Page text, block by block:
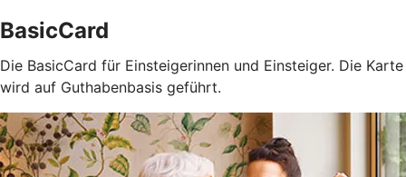
BasicCard
Die BasicCard für Einsteigerinnen und Einsteiger. Die Karte
wird auf Guthabenbasis geführt.